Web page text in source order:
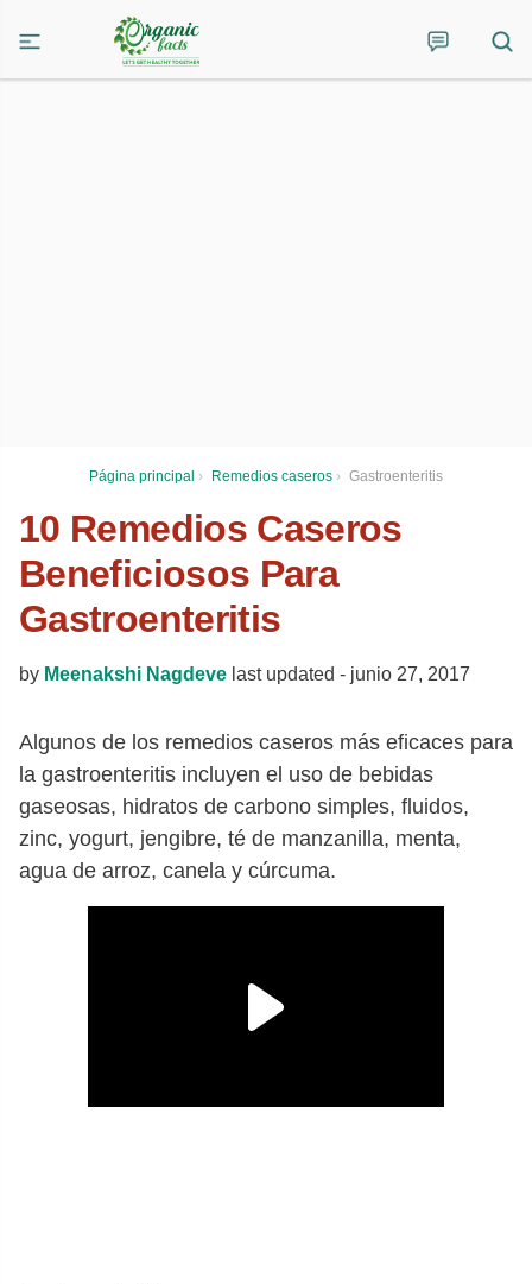
Página principal › Remedios caseros › Gastroenteritis
10 Remedios Caseros
Beneficiosos Para
Gastroenteritis
by Meenakshi Nagdeve last updated - junio 27, 2017
Algunos de los remedios caseros más eficaces para
la gastroenteritis incluyen el uso de bebidas
gaseosas, hidratos de carbono simples, fluidos,
zinc, yogurt, jengibre, té de manzanilla, menta,
agua de arroz, canela y cúrcuma.